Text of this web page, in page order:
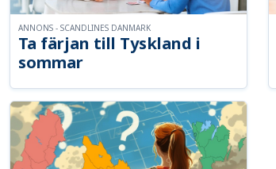
Ta färjan till Tyskland i
sommar
ANNONS - SCANDLINES DANMARK